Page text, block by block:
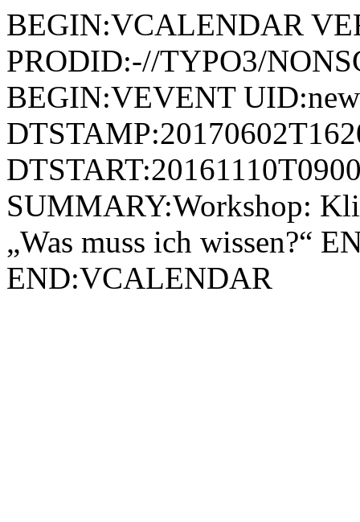
BEGIN:VCALENDAR
PRODID:-//TYPO3/
BEGIN:VEVENT
SUMMARY:Workshop:
„Was muss ich wissen?“
END:VCALENDAR